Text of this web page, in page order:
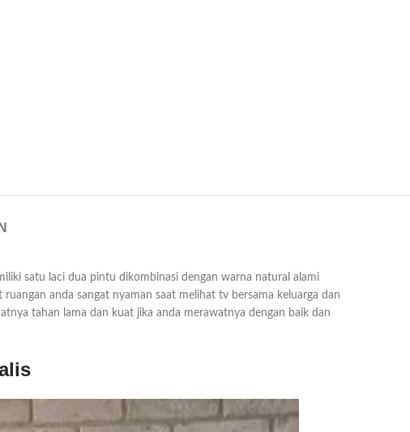
satu laci dua pintu dikombinasi dengan warna natural alami
ruangan anda sangat nyaman saat melihat tv bersama keluarga dan
tahan lama dan kuat jika anda merawatnya dengan baik dan